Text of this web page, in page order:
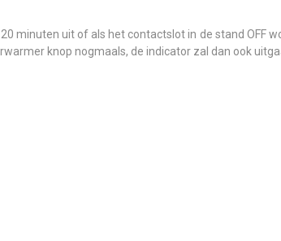
minuten uit of als het contactslot in de stand OFF
knop nogmaals, de indicator zal dan ook